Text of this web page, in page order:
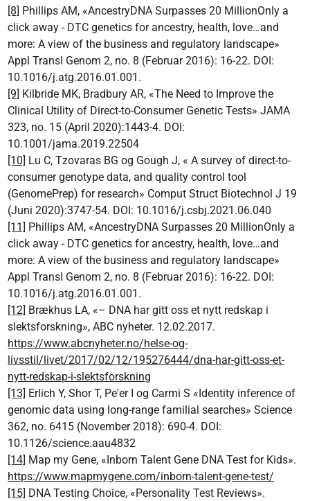
[8] Phillips AM, «AncestryDNA Surpasses 20 MillionOnly a
click away - DTC genetics for ancestry, health, love…and
more: A view of the business and regulatory landscape»
Appl Transl Genom 2, no. 8 (Februar 2016): 16-22. DOI:
10.1016/j.atg.2016.01.001.
[9] Kilbride MK, Bradbury AR, «The Need to Improve the
Clinical Utility of Direct-to-Consumer Genetic Tests» JAMA
323, no. 15 (April 2020):1443-4. DOI:
10.1001/jama.2019.22504
[10] Lu C, Tzovaras BG og Gough J, « A survey of direct-to-
consumer genotype data, and quality control tool
(GenomePrep) for research» Comput Struct Biotechnol J 19
(Juni 2020):3747-54. DOI: 10.1016/j.csbj.2021.06.040
[11] Phillips AM, «AncestryDNA Surpasses 20 MillionOnly a
click away - DTC genetics for ancestry, health, love…and
more: A view of the business and regulatory landscape»
Appl Transl Genom 2, no. 8 (Februar 2016): 16-22. DOI:
10.1016/j.atg.2016.01.001.
[12] Brækhus LA, «– DNA har gitt oss et nytt redskap i
slektsforskning», ABC nyheter. 12.02.2017.
https://www.abcnyheter.no/helse-og-
livsstil/livet/2017/02/12/195276444/dna-har-gitt-oss-et-
nytt-redskap-i-slektsforskning
[13] Erlich Y, Shor T, Pe'er I og Carmi S «Identity inference of
genomic data using long-range familial searches» Science
362, no. 6415 (November 2018): 690-4. DOI:
10.1126/science.aau4832
[14] Map my Gene, «Inborn Talent Gene DNA Test for Kids».
https://www.mapmygene.com/inborn-talent-gene-test/
[15] DNA Testing Choice, «Personality Test Reviews».